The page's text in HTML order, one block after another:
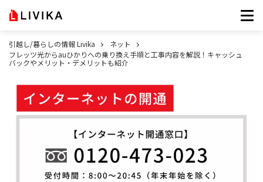
引越し/暮らしの情報 Livika
ネット
フレッツ光からauひかりへの乗り換え手順と工事内容を解説！キャッシュ
バックやメリット・デメリットも紹介